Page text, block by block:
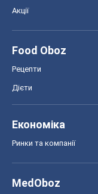
Акції
Food Oboz
Рецепти
Дієти
Економіка
Ринки та компанії
MedOboz